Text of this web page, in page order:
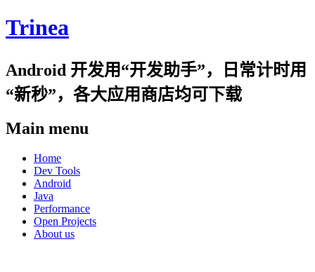
Trinea
Android 开发用“开发助手”，日常计时用
“新秒”，各大应用商店均可下载
Main menu
Skip
content
Home
Dev Tools
Android
Java
Performance
Open Projects
About us